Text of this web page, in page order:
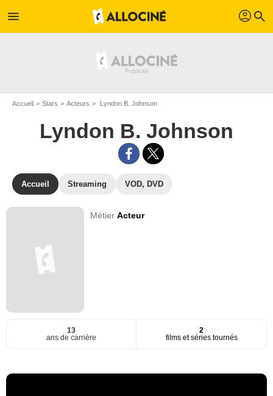
menu profil search
Accueil Stars Acteurs Lyndon B. Johnson
Lyndon B. Johnson
Accueil Streaming VOD, DVD
MétierActeur
13
ans de carrière
2
films et séries tournés